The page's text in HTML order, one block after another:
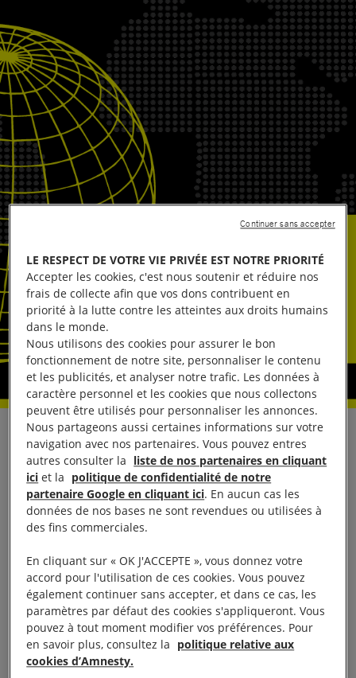
En présence de :
·Hussein Baoumi,chercheur Égypte à
Amnesty International
d’Amnesty International France
·Aymeric Elluin,chargé de plaidoyer armes et
justice internationale à Amnesty International France
·Patrick Wilcken,
LE RESPECT DE VOTRE VIE PRIVÉE EST NOTRE PRIORITÉ
Accepter les cookies, c'est nous soutenir et réduire nos
frais de collecte afin que vos dons contribuent en
priorité à la lutte contre les atteintes aux droits humains
dans le monde.
Nous utilisons des cookies pour assurer le bon
fonctionnement de notre site, personnaliser le contenu
et les publicités, et analyser notre trafic. Les données à
caractère personnel et les cookies que nous collectons
peuvent être utilisés pour personnaliser les annonces.
Nous partageons aussi certaines informations sur votre
navigation avec nos partenaires. Vous pouvez entres
autres consulter la liste de nos partenaires en cliquant
ici et la politique de confidentialité de notre
partenaire Google en cliquant ici. En aucun cas les
données de nos bases ne sont revendues ou utilisées à
des fins commerciales.
En cliquant sur « OK J'ACCEPTE », vous donnez votre
accord pour l'utilisation de ces cookies. Vous pouvez
également continuer sans accepter, et dans ce cas, les
paramètres par défaut des cookies s'appliqueront. Vous
pouvez à tout moment modifier vos préférences. Pour
en savoir plus, consultez la politique relative aux
cookies d’Amnesty.
Continuer sans accepter